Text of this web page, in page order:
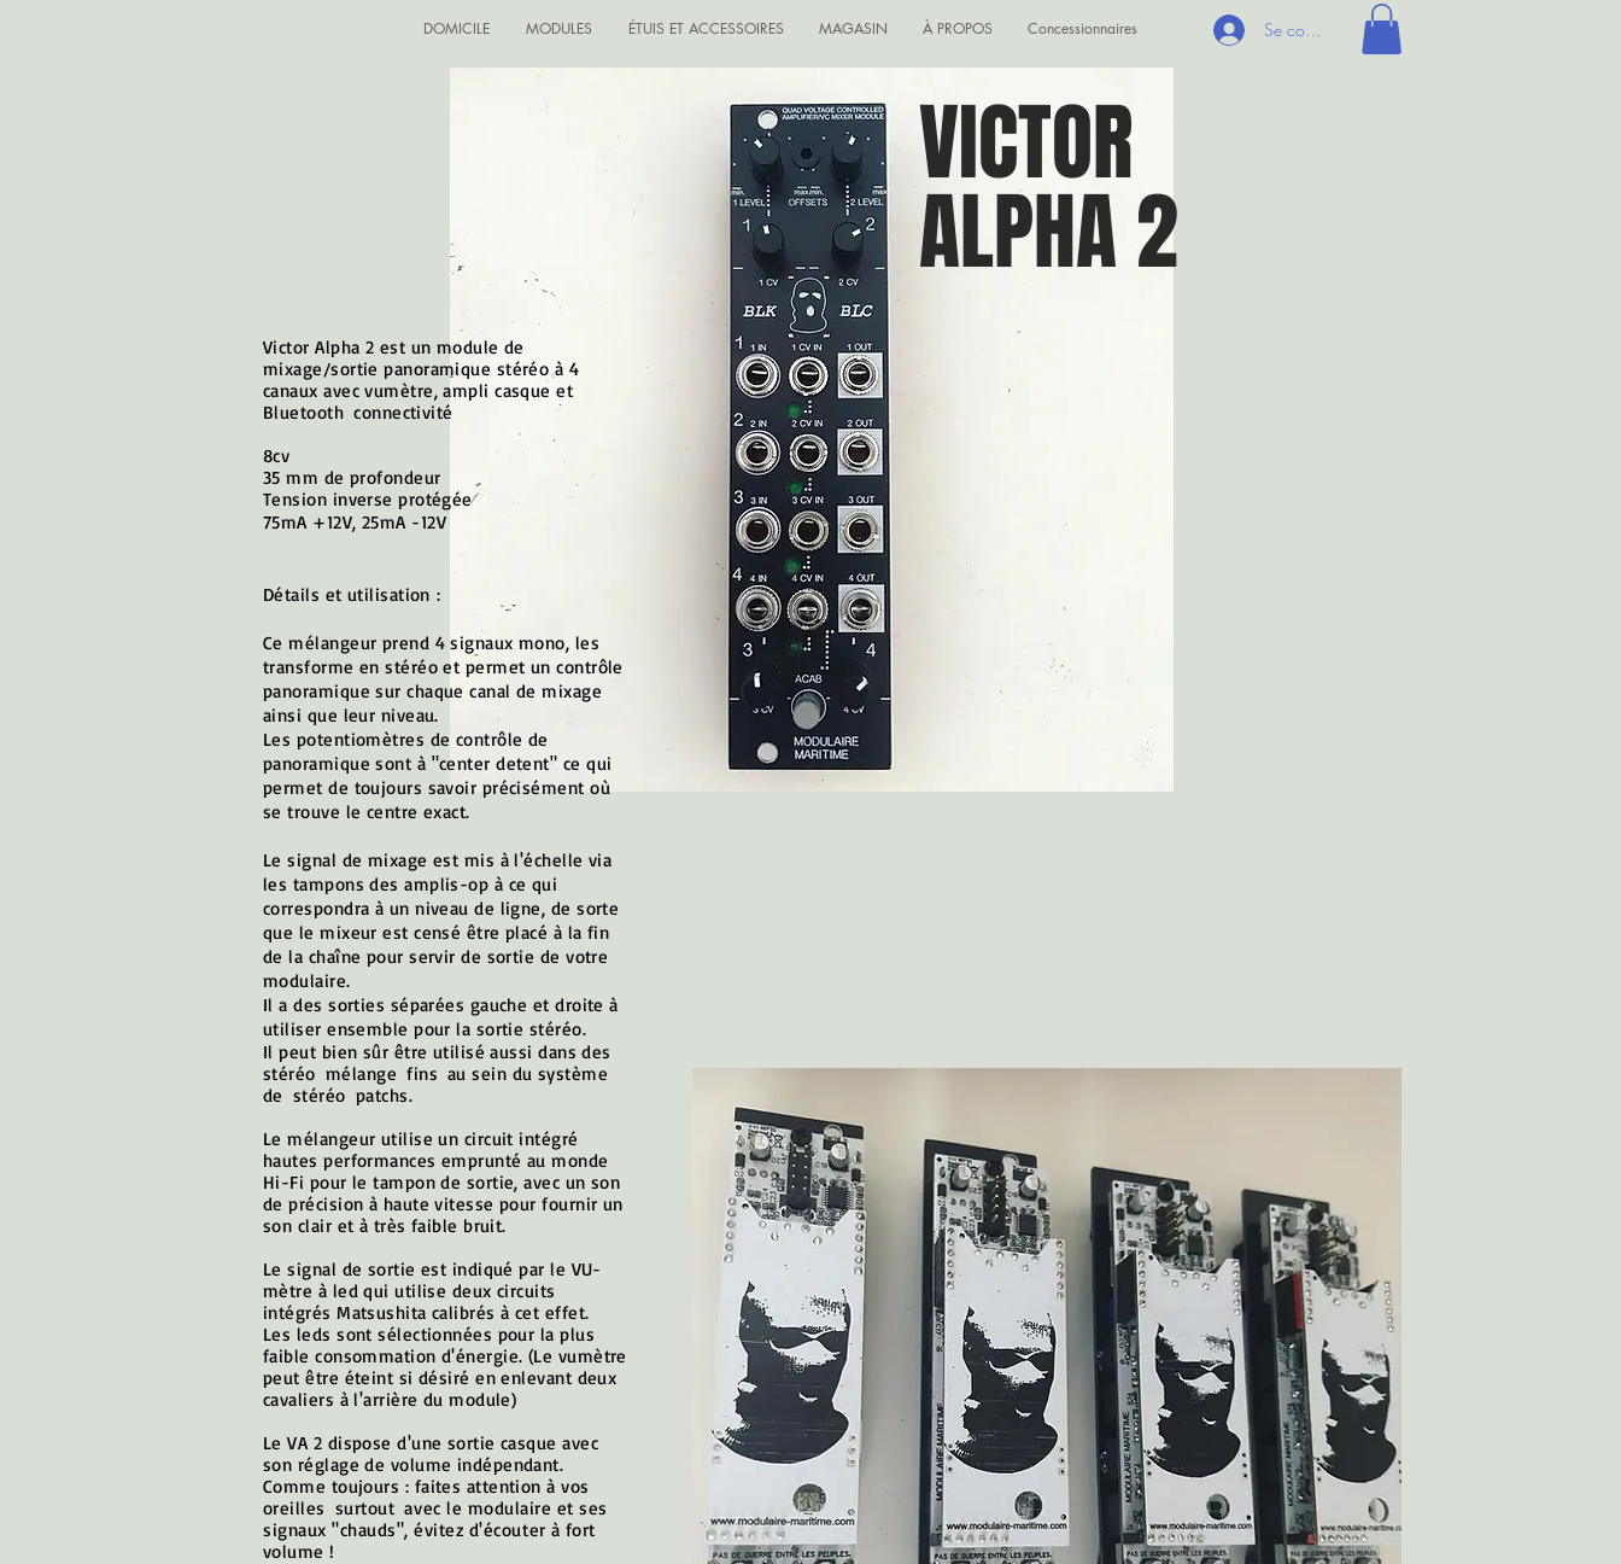
DOMICILE MODULES ÉTUIS ET ACCESSOIRES MAGASIN À PROPOS Concessionnaires Se connecter
VICTOR
ALPHA 2
Victor Alpha 2 est un module de
mixage/sortie panoramique stéréo à 4
canaux avec vumètre, ampli casque et
Bluetooth connectivité
8cv
35 mm de profondeur
Tension inverse protégée
75mA +12V, 25mA -12V
Détails et utilisation :
Ce mélangeur prend 4 signaux mono, les
transforme en stéréo et permet un contrôle
panoramique sur chaque canal de mixage
ainsi que leur niveau.
Les potentiomètres de contrôle de
panoramique sont à "center detent" ce qui
permet de toujours savoir précisément où
se trouve le centre exact.
Le signal de mixage est mis à l'échelle via
les tampons des amplis-op à ce qui
correspondra à un niveau de ligne, de sorte
que le mixeur est censé être placé à la fin
de la chaîne pour servir de sortie de votre
modulaire.
Il a des sorties séparées gauche et droite à
utiliser ensemble pour la sortie stéréo.
Il peut bien sûr être utilisé aussi dans des
stéréo mélange fins au sein du système
de stéréo patchs.
Le mélangeur utilise un circuit intégré
hautes performances emprunté au monde
Hi-Fi pour le tampon de sortie, avec un son
de précision à haute vitesse pour fournir un
son clair et à très faible bruit.
Le signal de sortie est indiqué par le VU-
mètre à led qui utilise deux circuits
intégrés Matsushita calibrés à cet effet.
Les leds sont sélectionnées pour la plus
faible consommation d'énergie. (Le vumètre
peut être éteint si désiré en enlevant deux
cavaliers à l'arrière du module)
Le VA 2 dispose d'une sortie casque avec
son réglage de volume indépendant.
Comme toujours : faites attention à vos
oreilles surtout avec le modulaire et ses
signaux "chauds", évitez d'écouter à fort
volume !